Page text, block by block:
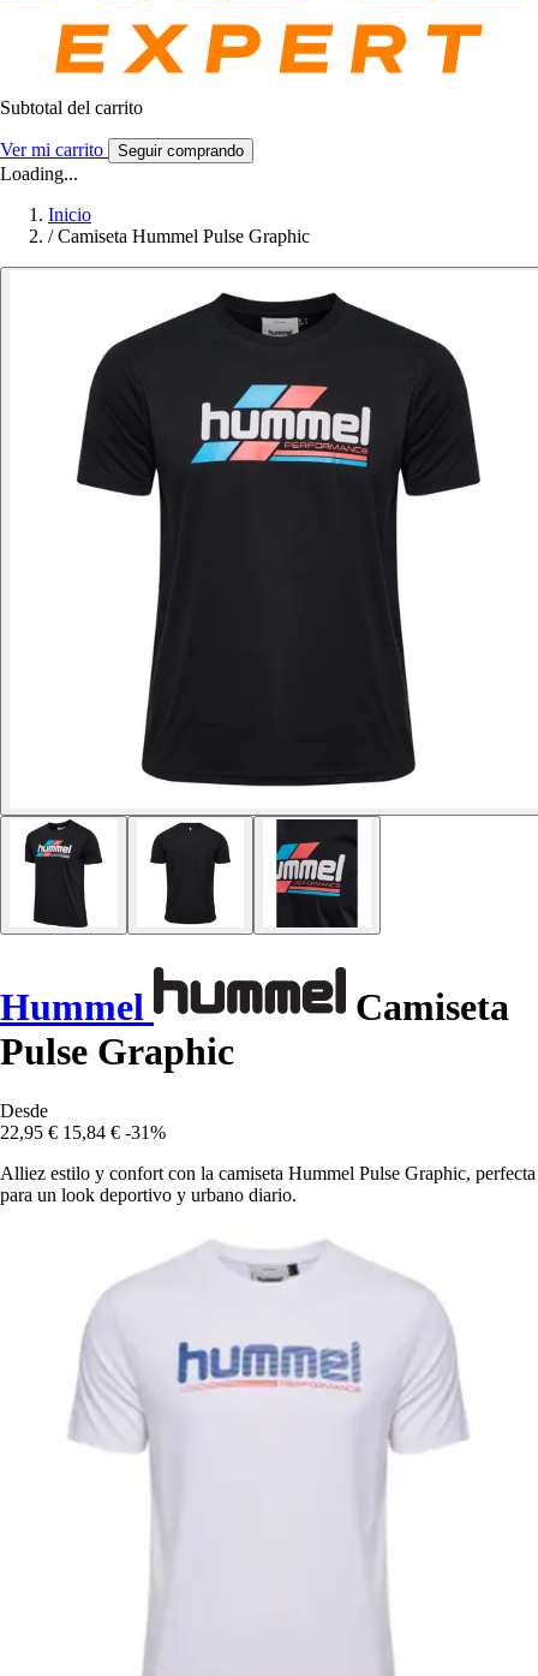
Subtotal del carrito
Ver mi carrito Seguir comprando
Loading...
Inicio
/ Camiseta Hummel Pulse Graphic
Hummel
Camiseta
Pulse Graphic
Desde
22,95 € 15,84 € -31%
Alliez estilo y confort con la camiseta Hummel Pulse Graphic, perfecta
para un look deportivo y urbano diario.